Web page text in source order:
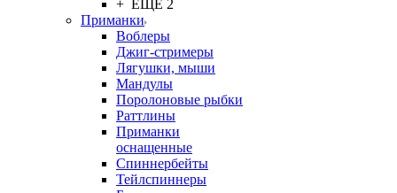
+ ЕЩЕ 2
Приманки
Воблеры
Джиг-стримеры
Лягушки, мыши
Мандулы
Поролоновые рыбки
Раттлины
Приманки
оснащенные
Спиннербейты
Тейлспиннеры